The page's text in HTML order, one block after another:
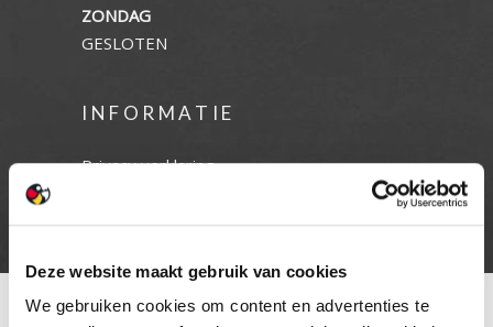
Deze website maakt gebruik van cookies
We gebruiken cookies om content en advertenties te
ZONDAG
GESLOTEN
INFORMATIE
Privacy verklaring
Contact